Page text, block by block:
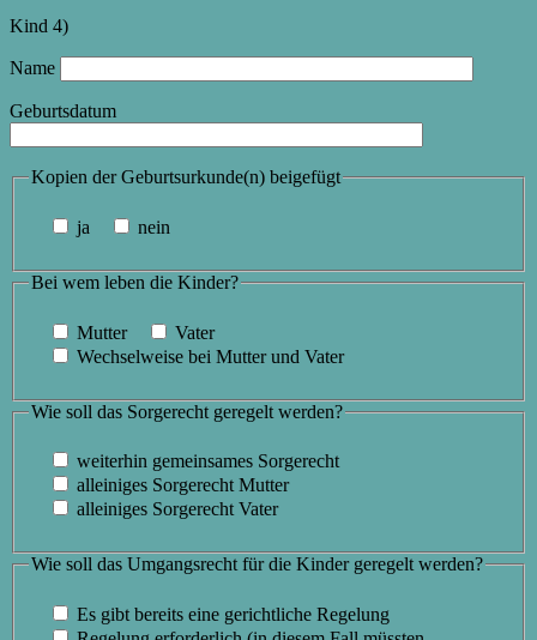
Kind 4)
Name
Geburtsdatum
Kopien der Geburtsurkunde(n) beigefügt
ja nein
Bei wem leben die Kinder?
Mutter
Vater
Wechselweise bei Mutter und Vater
Wie soll das Sorgerecht geregelt werden?
weiterhin gemeinsames Sorgerecht
alleiniges Sorgerecht Mutter
alleiniges Sorgerecht Vater
Wie soll das Umgangsrecht für die Kinder geregelt werden?
Es gibt bereits eine gerichtliche Regelung